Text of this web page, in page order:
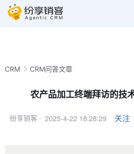
CRM CRM问答文章
农产品加工终端拜访的技
纷享销客 · 2025-4-22 18:28:29 关注